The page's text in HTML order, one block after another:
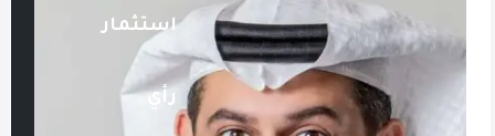
استثمار
رأي